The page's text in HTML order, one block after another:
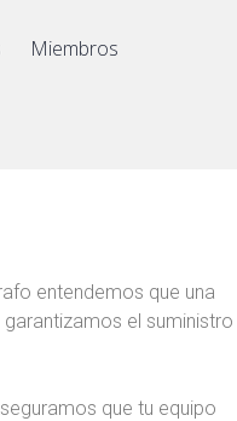
Miembros
entendemos que una
el suministro
que tu equipo